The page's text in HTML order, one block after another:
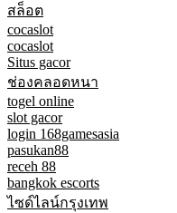
สล็อต
cocaslot
cocaslot
Situs gacor
ช่องคลอดหนา
togel online
slot gacor
login 168gamesasia
pasukan88
receh 88
bangkok escorts
ไซด์ไลน์กรุงเทพ